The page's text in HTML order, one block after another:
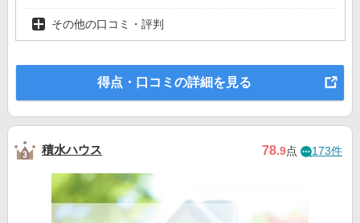
その他の口コミ・評判
得点・口コミの詳細を見る
積水ハウス 78.9点 173件